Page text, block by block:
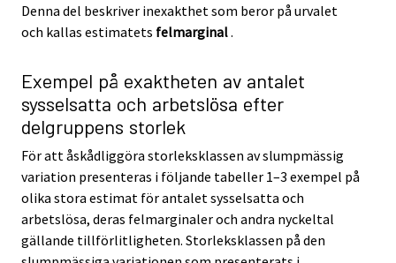
Denna del beskriver inexakthet som beror på urvalet
och kallas estimatets felmarginal.
Exempel på exaktheten av antalet
sysselsatta och arbetslösa efter
delgruppens storlek
För att åskådliggöra storleksklassen av slumpmässig
variation presenteras i följande tabeller 1–3 exempel på
olika stora estimat för antalet sysselsatta och
arbetslösa, deras felmarginaler och andra nyckeltal
gällande tillförlitligheten. Storleksklassen på den